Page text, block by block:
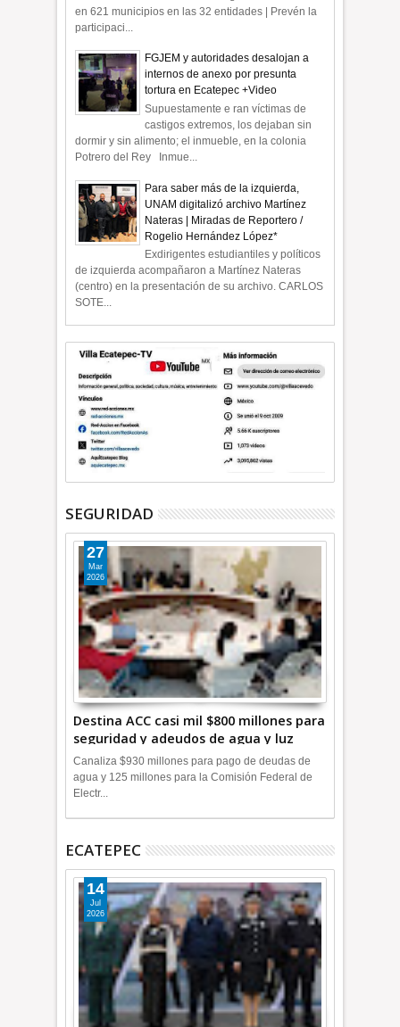
en 621 municipios en las 32 entidades | Prevén la
participaci...
FGJEM y autoridades desalojan a
internos de anexo por presunta
tortura en Ecatepec +Video
Supuestamente e ran víctimas de
castigos extremos, los dejaban sin
dormir y sin alimento; el inmueble, en la colonia
Potrero del Rey Inmue...
Para saber más de la izquierda,
UNAM digitalizó archivo Martínez
Nateras | Miradas de Reportero /
Rogelio Hernández López*
Exdirigentes estudiantiles y políticos
de izquierda acompañaron a Martínez Nateras
(centro) en la presentación de su archivo. CARLOS
SOTE...
SEGURIDAD
Destina ACC casi mil $800 millones para
seguridad y adeudos de agua y luz
+Video
27
Mar
2026
Canaliza $930 millones para pago de deudas de
agua y 125 millones para la Comisión Federal de
Electr...
ECATEPEC
14
Jul
2026